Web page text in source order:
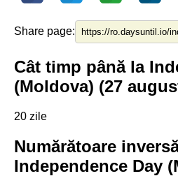
Share page:
Cât timp până la
(Moldova) (27
20 zile
Numărătoare
Independence Day